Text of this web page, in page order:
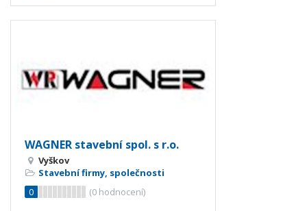
WAGNER stavební spol. s r.o.
Vyškov
Stavební firmy, společnosti
0
(0 hodnocení)